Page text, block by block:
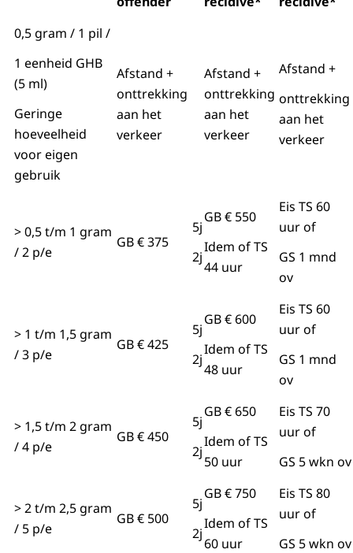
0,5 gram / 1 pil /
1 eenheid GHB
(5 ml)
Geringe
hoeveelheid
voor eigen
gebruik
Afstand +
onttrekking
aan het
verkeer
Afstand +
onttrekking
aan het
verkeer
Afstand +
onttrekking
aan het
verkeer
> 0,5 t/m 1 gram
/ 2 p/e
GB € 375
5j
2j
GB € 550
Idem of TS
44 uur
Eis TS 60
uur of
GS 1 mnd
ov
> 1 t/m 1,5 gram
/ 3 p/e
GB € 425
5j
2j
GB € 600
Idem of TS
48 uur
Eis TS 60
uur of
GS 1 mnd
ov
> 1,5 t/m 2 gram
/ 4 p/e
GB € 450
5j
2j
GB € 650
Idem of TS
50 uur
Eis TS 70
uur of
GS 5 wkn ov
> 2 t/m 2,5 gram
/ 5 p/e
GB € 500
5j
2j
GB € 750
Idem of TS
60 uur
Eis TS 80
uur of
GS 5 wkn ov